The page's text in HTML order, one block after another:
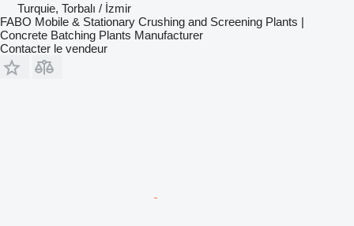
Turquie, Torbalı / İzmir
FABO Mobile & Stationary Crushing and Screening Plants |
Concrete Batching Plants Manufacturer
Contacter le vendeur